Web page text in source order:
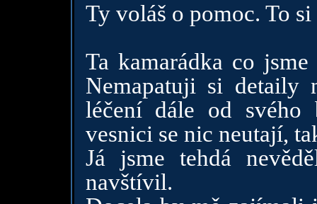
Ty voláš o pomoc. To
Ta kamarádka co
Nemapatuji si detaily
léčení dále od
vesnici se nic neutají,
Já jsme tehdá
navštívil.